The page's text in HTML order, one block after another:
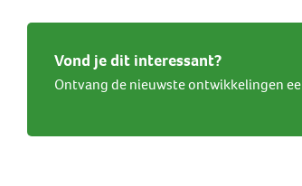
Vond je dit interessant?
Ontvang de nieuwste ontwikkelingen